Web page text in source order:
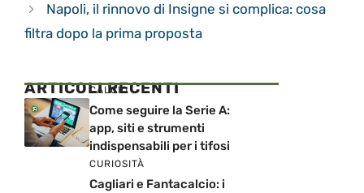
Napoli, il rinnovo di Insigne si complica: cosa
filtra dopo la prima proposta
ARTICOLI RECENTI
CALCIO
Come seguire la Serie A:
app, siti e strumenti
indispensabili per i tifosi
CURIOSITÀ
Cagliari e Fantacalcio: i